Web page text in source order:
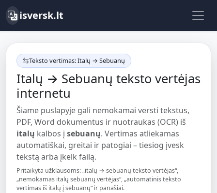
isversk.lt
Teksto vertimas: Italų → Sebuanų
Italų → Sebuanų teksto vertėjas
internetu
Šiame puslapyje gali nemokamai versti tekstus,
PDF, Word dokumentus ir nuotraukas (OCR) iš
italų kalbos į sebuanų. Vertimas atliekamas
automatiškai, greitai ir patogiai – tiesiog įvesk
tekstą arba įkelk failą.
Pritaikyta užklausoms: „italų → sebuanų teksto vertėjas“,
„nemokamas italų sebuanų vertėjas“, „automatinis teksto
vertimas iš italų į sebuanų“ ir panašiai.